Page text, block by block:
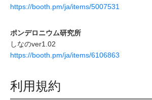
https://booth.pm/ja/items/5007531
ポンデロニウム研究所
しなのver1.02
https://booth.pm/ja/items/6106863
利用規約